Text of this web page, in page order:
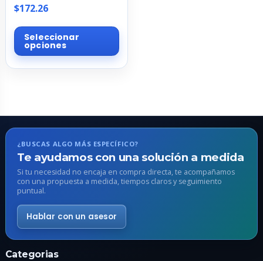
$172.26
Seleccionar
opciones
Este
múltiples
opciones
se
pueden
elegir
en
la
de
producto
¿BUSCAS ALGO MÁS ESPECÍFICO?
Te ayudamos con una solución a medida
Si tu necesidad no encaja en compra directa, te acompañamos
con una propuesta a medida, tiempos claros y seguimiento
puntual.
Hablar con un asesor
Categorias